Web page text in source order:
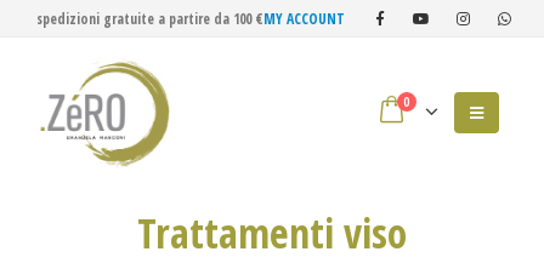
spedizioni gratuite a partire da 100 €MY ACCOUNT
0
Trattamenti viso